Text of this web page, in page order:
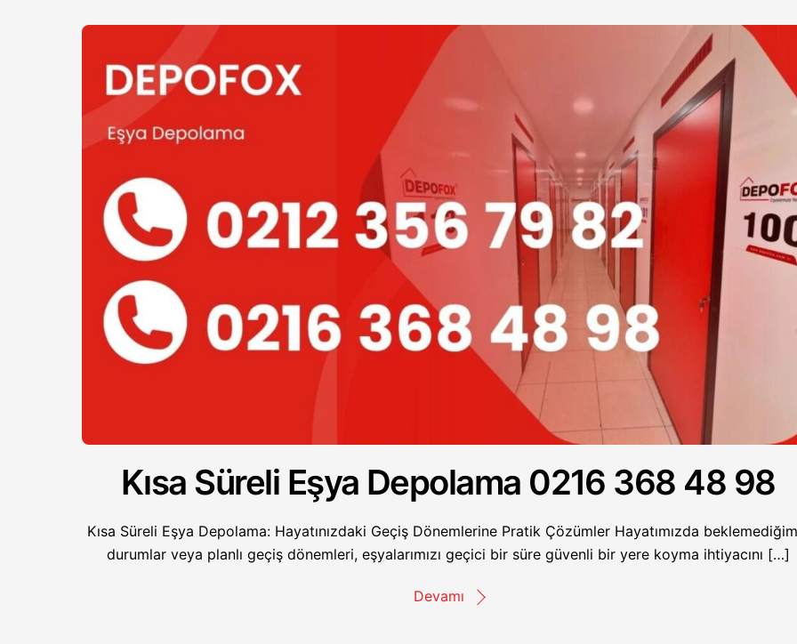
Kısa Süreli Eşya Depolama 0216 368 48 98
Kısa Süreli Eşya Depolama: Hayatınızdaki Geçiş Dönemlerine Pratik Çözümler Hayatımızda
durumlar veya planlı geçiş dönemleri, eşyalarımızı geçici bir süre güvenli bir yere koyma ihtiyacını […]
Devamı